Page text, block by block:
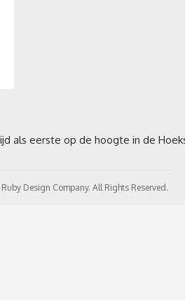
Design Company. All Rights Reserved.